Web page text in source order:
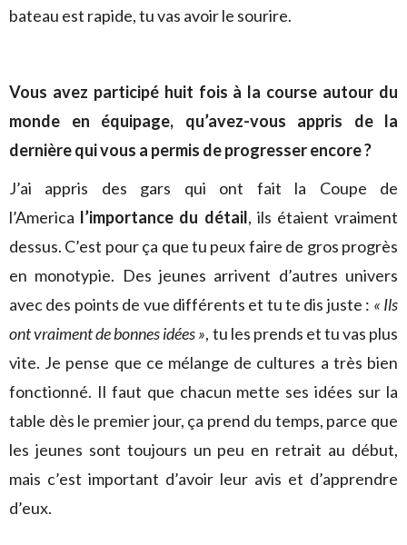
bateau est rapide, tu vas avoir le sourire.
Vous avez participé huit fois à la course autour du
monde en équipage, qu’avez-vous appris de la
dernière qui vous a permis de progresser encore ?
J’ai appris des gars qui ont fait la Coupe de
l’America l’importance du détail, ils étaient vraiment
dessus. C’est pour ça que tu peux faire de gros progrès
en monotypie. Des jeunes arrivent d’autres univers
avec des points de vue différents et tu te dis juste : « Ils
ont vraiment de bonnes idées », tu les prends et tu vas plus
vite. Je pense que ce mélange de cultures a très bien
fonctionné. Il faut que chacun mette ses idées sur la
table dès le premier jour, ça prend du temps, parce que
les jeunes sont toujours un peu en retrait au début,
mais c’est important d’avoir leur avis et d’apprendre
d’eux.